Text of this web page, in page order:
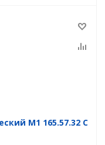
М1 165.57.32 C